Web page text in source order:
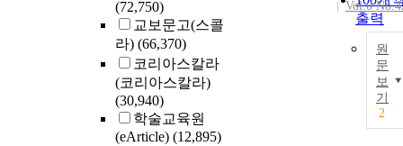
(72,750)
교보문고(스콜
라) (66,370)
코리아스칼라
(코리아스칼라)
(30,940)
학술교육원
(eArticle) (12,895)
출력
Vol.0
원
문
보
기
2